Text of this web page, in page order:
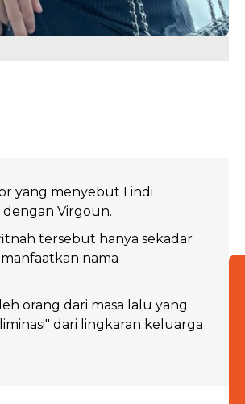
yang menyebut Lindi
Virgoun.
tersebut hanya sekadar
nama
orang dari masa lalu yang
dari lingkaran keluarga